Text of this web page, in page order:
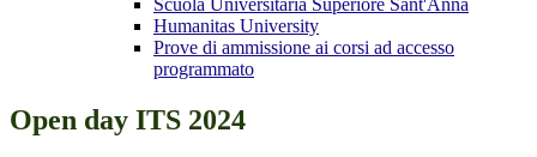
Scuola Universitaria Superiore Sant'Anna
Humanitas University
Prove di ammissione ai corsi ad accesso
programmato
Open day ITS 2024